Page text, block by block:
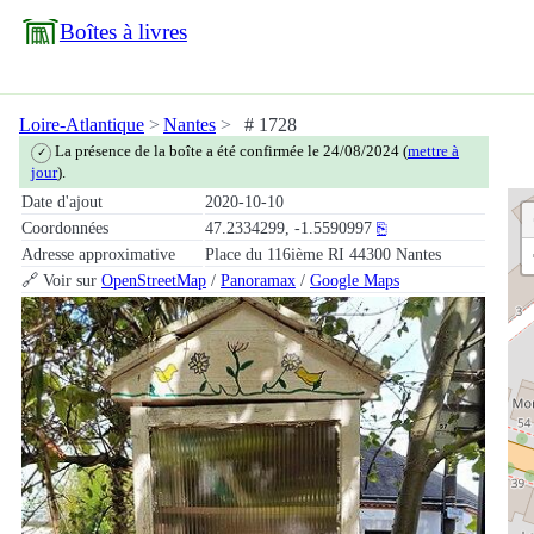
Boîtes à livres
Loire-Atlantique Nantes # 1728
✓ La présence de la boîte a été confirmée le 24/08/2024 (mettre à
jour).
Date d'ajout
2020-10-10
Coordonnées
47.2334299, -1.5590997 ⎘
Adresse approximative
Place du 116ième RI 44300 Nantes
🔗 Voir sur OpenStreetMap / Panoramax / Google Maps